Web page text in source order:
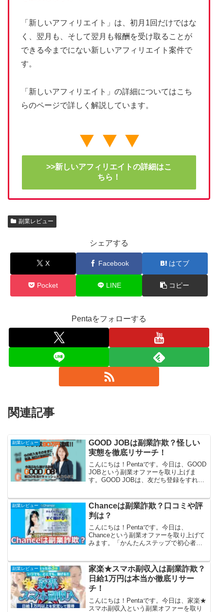
「新しいアフィリエイト」は、初月1回だけではな
く、翌月も、そして翌月も報酬を受け取ることが
できる今までにない新しいアフィリエイト案件で
す。
「新しいアフィリエイト」の詳細についてはこち
らのページで詳しく解説しています。
>>新しいアフィリエイトの詳細はこ
ちら！
副業レビュー
シェアする
X Facebook はてブ
Pocket LINE コピー
Pentaをフォローする
関連記事
副業レビュー
GOOD JOBは副業詐欺？怪しい
実態を徹底リサーチ！
こんにちは！Pentaです。今日は、GOOD
JOBという副業オファーを取り上げま
す。GOOD JOBは、友だち登録をすれば
ゼントがついてくるそうですが、これは
試して...
副業レビュー
Chanceは副業詐欺？口コミや評
判は？
こんにちは！Pentaです。今日は、
Chanceという副業オファーを取り上げて
みます。「かんたんステップで初心者で
に稼げます！」ともいいます。これは怪
しいですね。詐...
副業レビュー
家楽★スマホ副収入は副業詐欺？
日給1万円は本当か徹底リサー
チ！
こんにちは！Pentaです。今日は、家楽★
スマホ副収入という副業オファーを取り